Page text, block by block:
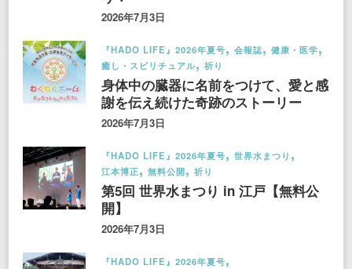
2026年7月3日
『HADO LIFE』2026年夏号 会報誌
健康・医学
癒し・スピリチュアル
祈り
身体中の臓器に名前をつけて、愛と感
謝を伝え続けた奇跡のストーリー
2026年7月3日
『HADO LIFE』2026年夏号
世界水まつり
江本博正
無料公開 祈り
第5回 世界水まつり in 江戸【無料公
開】
2026年7月3日
『HADO LIFE』2026年夏号